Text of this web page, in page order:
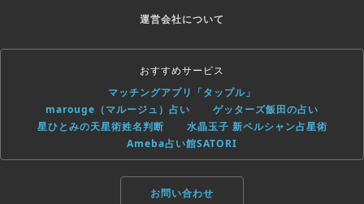
運営会社について
おすすめサービス
マッチングアプリ「タップル」
marouge（マルージュ）占い
ゲッターズ飯田の占い
星ひとみの天星術姓名判断
水晶玉子 新ペルシャン占星術
Ameba占い館SATORI
お問い合わせ